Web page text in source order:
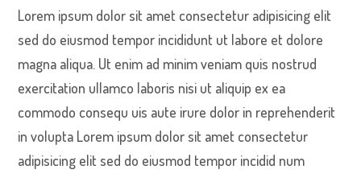
Lorem ipsum dolor sit amet consectetur adipisicing elit
sed do eiusmod tempor incididunt ut labore et dolore
magna aliqua. Ut enim ad minim veniam quis nostrud
exercitation ullamco laboris nisi ut aliquip ex ea
commodo consequ uis aute irure dolor in reprehenderit
in volupta Lorem ipsum dolor sit amet consectetur
adipisicing elit sed do eiusmod tempor incidid num